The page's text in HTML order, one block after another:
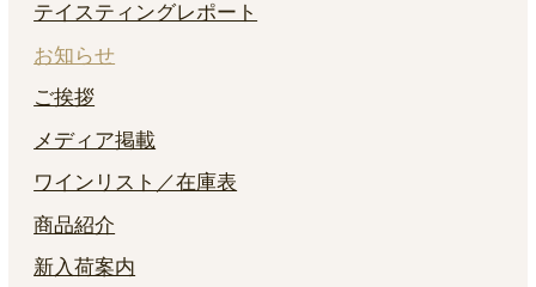
テイスティングレポート
お知らせ
ご挨拶
メディア掲載
ワインリスト／在庫表
商品紹介
新入荷案内